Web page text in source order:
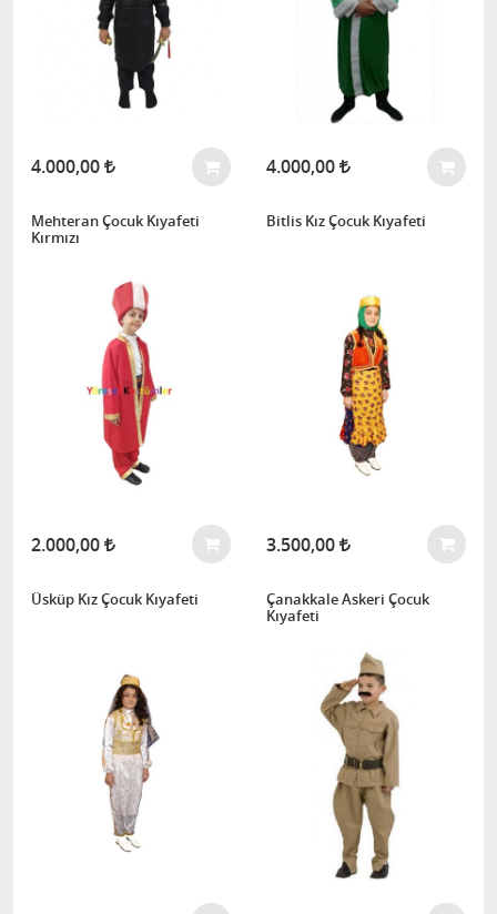
4.000,00 4.000,00
Mehteran Çocuk Kıyafeti
Kırmızı
2.000,00
Bitlis Kız Çocuk Kıyafeti
3.500,00
Üsküp Kız Çocuk Kıyafeti
Çanakkale Askeri Çocuk
Kıyafeti